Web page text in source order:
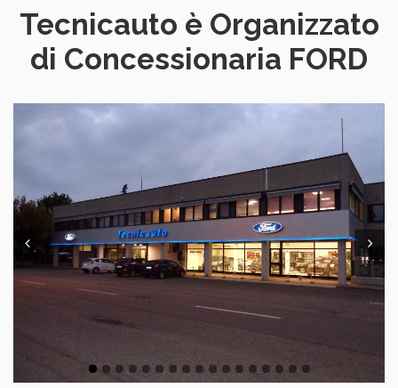
Tecnicauto è Organizzato
di Concessionaria FORD
Prev Next